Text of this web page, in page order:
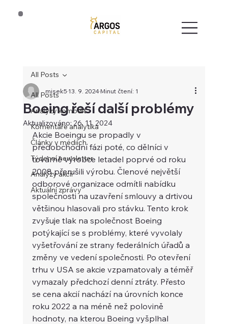
All Posts
Analýzy komodit
Komentáře analytika
Články v médiích
Týdenní newsletter
Analýzy akcií
Aktuální zprávy
All Posts
Boeing řeší další problémy
misek513. 9. 2024Minut čtení: 1
Aktualizováno: 26. 11. 2024
Akcie Boeingu se propadly v
předobchodní fázi poté, co dělníci v
továrně výrobce letadel poprvé od roku
2008 přerušili výrobu. Členové největší
odborové organizace odmítli nabídku
společnosti na uzavření smlouvy a drtivou
většinou hlasovali pro stávku. Tento krok
zvyšuje tlak na společnost Boeing
potýkající se s problémy, které vyvolaly
vyšetřování ze strany federálních úřadů a
změny ve vedení společnosti. Po otevření
trhu v USA se akcie vzpamatovaly a téměř
vymazaly předchozí denní ztráty. Přesto
se cena akcií nachází na úrovních konce
roku 2022 a na méně než polovině
hodnoty, na kterou Boeing vyšplhal